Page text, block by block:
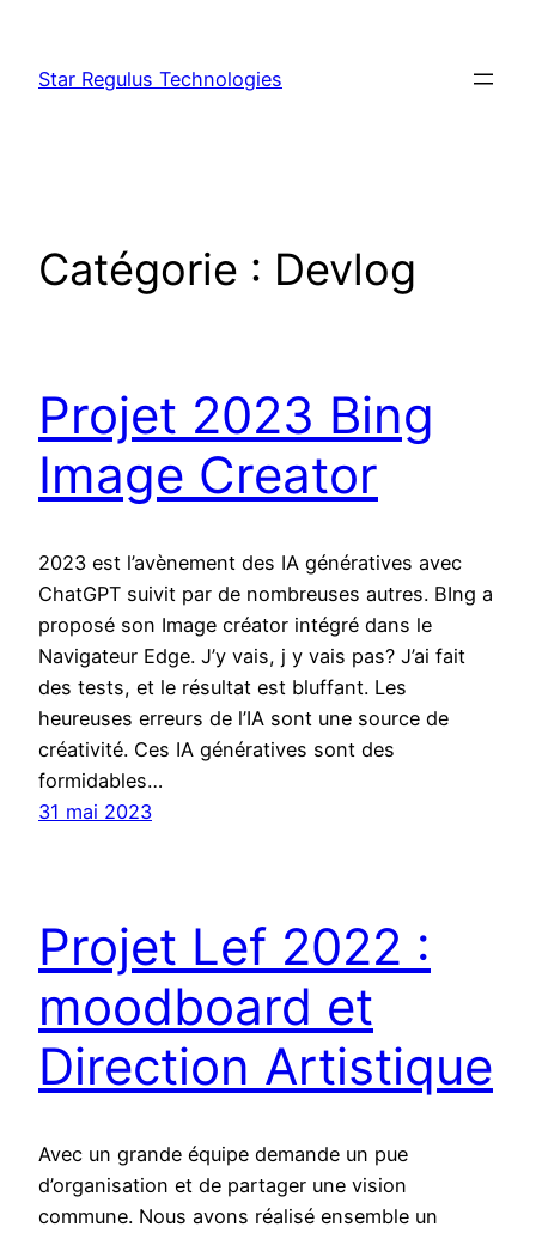
contenu
Star Regulus Technologies
Catégorie : Devlog
Projet 2023 Bing
Image Creator
2023 est l’avènement des IA génératives avec
ChatGPT suivit par de nombreuses autres. BIng a
proposé son Image créator intégré dans le
Navigateur Edge. J’y vais, j y vais pas? J’ai fait
des tests, et le résultat est bluffant. Les
heureuses erreurs de l’IA sont une source de
créativité. Ces IA génératives sont des
formidables…
31 mai 2023
Projet Lef 2022 :
moodboard et
Direction Artistique
Avec un grande équipe demande un pue
d’organisation et de partager une vision
commune. Nous avons réalisé ensemble un